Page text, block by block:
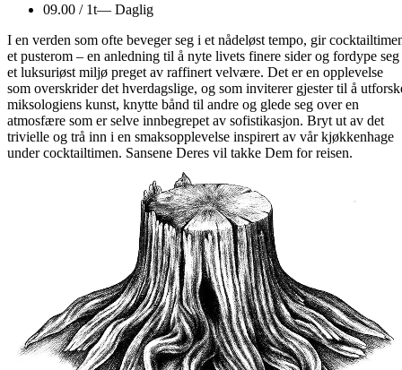
09.00 / 1t— Daglig
I en verden som ofte beveger seg i et nådeløst tempo, gir
et pusterom – en anledning til å nyte livets finere sider og fordype
et luksuriøst miljø preget av raffinert velvære. Det er en opplevelse
som overskrider det hverdagslige, og som inviterer gjester til å
miksologiens kunst, knytte bånd til andre og glede seg over en
atmosfære som er selve innbegrepet av sofistikasjon. Bryt ut av det
trivielle og trå inn i en smaksopplevelse inspirert av vår kjøkkenhage
under cocktailtimen. Sansene Deres vil takke Dem for reisen.